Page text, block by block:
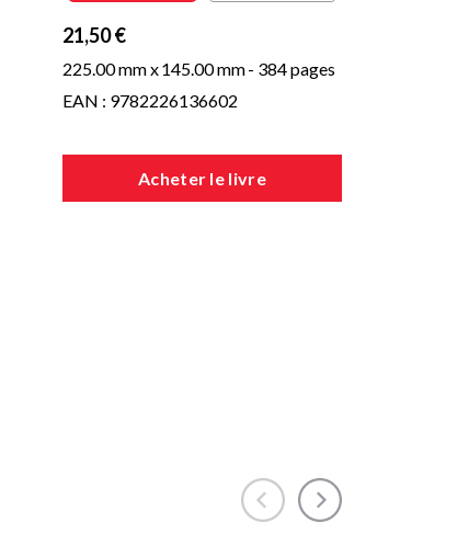
21,50 €
225.00 mm x145.00 mm- 384 pages
EAN : 9782226136602
Acheter le livre